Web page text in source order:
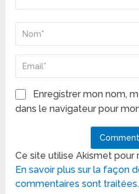
Enregistrer mon nom,
dans le navigateur pour
Ce site utilise Akismet pour
En savoir plus sur la façon
commentaires sont traitées.